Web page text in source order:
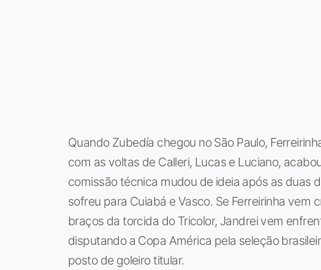
Quando Zubedía chegou no São Paulo,
com as voltas de Calleri, Lucas e Luciano,
comissão técnica mudou de ideia após as duas
sofreu para Cuiabá e Vasco. Se Ferreirinha
braços da torcida do Tricolor, Jandrei vem
disputando a Copa América pela seleção
posto de goleiro titular.